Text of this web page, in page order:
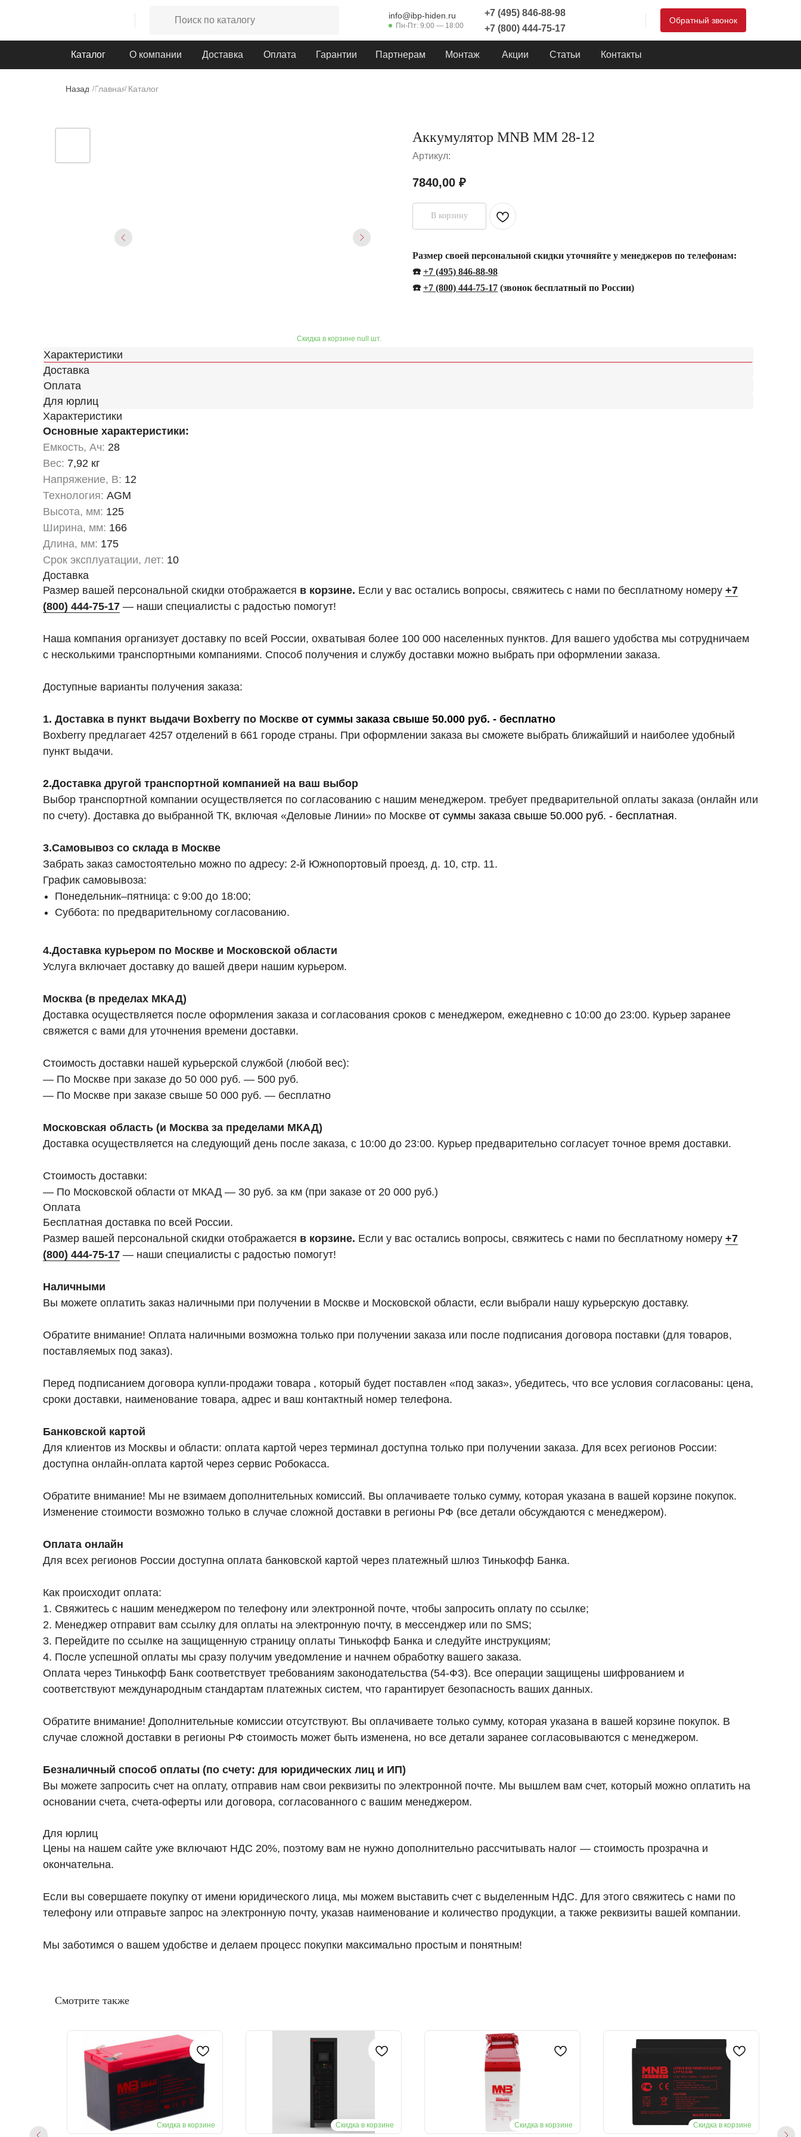
+7 (495) 846-88-98
info@ibp-hiden.ru Обратный звонок
Пн-Пт: 9:00 — 18:00 +7 (800) 444-75-17
Каталог О компании Доставка Оплата Гарантии Монтаж
Партнерам Акции Статьи Контакты
/Главная/ Каталог
Назад
Аккумулятор MNB MM 28-12
Артикул:
7840,00 ₽
В корзину
Размер своей персональной скидки уточняйте у менеджеров по телефонам:
☎️ +7 (495) 846-88-98
☎️ +7 (800) 444-75-17 (звонок бесплатный по России)
Характеристики
Доставка
Оплата
Для юрлиц
Характеристики
Основные характеристики:
Емкость, Ач: 28
Вес: 7,92 кг
Напряжение, В: 12
Технология: AGM
Высота, мм: 125
Ширина, мм: 166
Длина, мм: 175
Срок эксплуатации, лет: 10
Доставка
Размер вашей персональной скидки отображается в корзине. Если у вас остались вопросы, свяжитесь с нами по бесплатному номеру +7
(800) 444-75-17 — наши специалисты с радостью помогут!
Наша компания организует доставку по всей России, охватывая более 100 000 населенных пунктов. Для вашего удобства мы сотрудничаем
с несколькими транспортными компаниями. Способ получения и службу доставки можно выбрать при оформлении заказа.
Доступные варианты получения заказа:
1. Доставка в пункт выдачи Boxberry по Москве от суммы заказа свыше 50.000 руб. - бесплатно
Boxberry предлагает 4257 отделений в 661 городе страны. При оформлении заказа вы сможете выбрать ближайший и наиболее удобный
пункт выдачи.
2.Доставка другой транспортной компанией на ваш выбор
Выбор транспортной компании осуществляется по согласованию с нашим менеджером. требует предварительной оплаты заказа (онлайн или
по счету). Доставка до выбранной ТК, включая «Деловые Линии» по Москве от суммы заказа свыше 50.000 руб. - бесплатная.
3.Самовывоз со склада в Москве
Забрать заказ самостоятельно можно по адресу: 2-й Южнопортовый проезд, д. 10, стр. 11.
График самовывоза:
Понедельник–пятница: с 9:00 до 18:00;
Суббота: по предварительному согласованию.
4.Доставка курьером по Москве и Московской области
Услуга включает доставку до вашей двери нашим курьером.
Москва (в пределах МКАД)
Доставка осуществляется после оформления заказа и согласования сроков с менеджером, ежедневно с 10:00 до 23:00. Курьер заранее
свяжется с вами для уточнения времени доставки.
Стоимость доставки нашей курьерской службой (любой вес):
— По Москве при заказе до 50 000 руб. — 500 руб.
— По Москве при заказе свыше 50 000 руб. — бесплатно
Московская область (и Москва за пределами МКАД)
Доставка осуществляется на следующий день после заказа, с 10:00 до 23:00. Курьер предварительно согласует точное время доставки.
Стоимость доставки:
— По Московской области от МКАД — 30 руб. за км (при заказе от 20 000 руб.)
Оплата
Бесплатная доставка по всей России.
Размер вашей персональной скидки отображается в корзине. Если у вас остались вопросы, свяжитесь с нами по бесплатному номеру +7
(800) 444-75-17 — наши специалисты с радостью помогут!
Наличными
Вы можете оплатить заказ наличными при получении в Москве и Московской области, если выбрали нашу курьерскую доставку.
Обратите внимание! Оплата наличными возможна только при получении заказа или после подписания договора поставки (для товаров,
поставляемых под заказ).
Перед подписанием договора купли-продажи товара , который будет поставлен «под заказ», убедитесь, что все условия согласованы: цена,
сроки доставки, наименование товара, адрес и ваш контактный номер телефона.
Банковской картой
Для клиентов из Москвы и области: оплата картой через терминал доступна только при получении заказа. Для всех регионов России:
доступна онлайн-оплата картой через сервис Робокасса.
Обратите внимание! Мы не взимаем дополнительных комиссий. Вы оплачиваете только сумму, которая указана в вашей корзине покупок.
Изменение стоимости возможно только в случае сложной доставки в регионы РФ (все детали обсуждаются с менеджером).
Оплата онлайн
Для всех регионов России доступна оплата банковской картой через платежный шлюз Тинькофф Банка.
Как происходит оплата:
1. Свяжитесь с нашим менеджером по телефону или электронной почте, чтобы запросить оплату по ссылке;
2. Менеджер отправит вам ссылку для оплаты на электронную почту, в мессенджер или по SMS;
3. Перейдите по ссылке на защищенную страницу оплаты Тинькофф Банка и следуйте инструкциям;
4. После успешной оплаты мы сразу получим уведомление и начнем обработку вашего заказа.
Оплата через Тинькофф Банк соответствует требованиям законодательства (54-ФЗ). Все операции защищены шифрованием и
соответствуют международным стандартам платежных систем, что гарантирует безопасность ваших данных.
Обратите внимание! Дополнительные комиссии отсутствуют. Вы оплачиваете только сумму, которая указана в вашей корзине покупок. В
случае сложной доставки в регионы РФ стоимость может быть изменена, но все детали заранее согласовываются с менеджером.
Безналичный способ оплаты (по счету: для юридических лиц и ИП)
Вы можете запросить счет на оплату, отправив нам свои реквизиты по электронной почте. Мы вышлем вам счет, который можно оплатить на
основании счета, счета-оферты или договора, согласованного с вашим менеджером.
Для юрлиц
Цены на нашем сайте уже включают НДС 20%, поэтому вам не нужно дополнительно рассчитывать налог — стоимость прозрачна и
окончательна.
Если вы совершаете покупку от имени юридического лица, мы можем выставить счет с выделенным НДС. Для этого свяжитесь с нами по
телефону или отправьте запрос на электронную почту, указав наименование и количество продукции, а также реквизиты вашей компании.
Мы заботимся о вашем удобстве и делаем процесс покупки максимально простым и понятным!
Смотрите также